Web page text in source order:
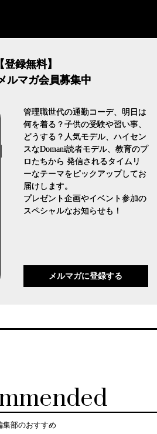
【登録無料】
ルマガ会員募集中
管理職世代の通勤コーデ、明日は
何を着る？子供の受験や習い事、
どうする？人気モデル、ハイセン
スなDomani読者モデル、教育のプ
ロたちから 発信されるタイムリ
ーなテーマをピックアップしてお
届けします。
プレゼント企画やイベント参加の
スペシャルなお知らせも！
メルマガに登録する
集部のおすすめ